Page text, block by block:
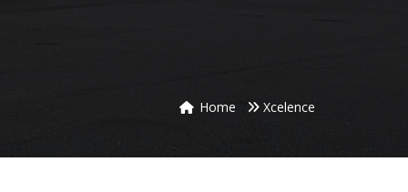
Home Xcelence